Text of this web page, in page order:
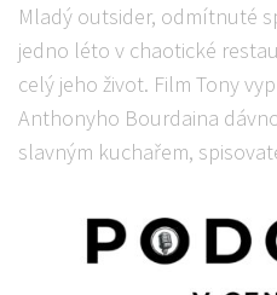
Mladý outsider, odmítnuté
jedno léto v chaotické
celý jeho život. Film Tony
Anthonyho Bourdaina
slavným kuchařem,